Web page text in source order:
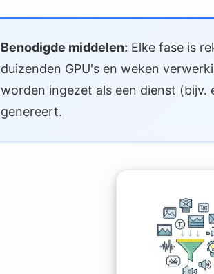
Benodigde middelen: Elke fase is
duizenden GPU's en weken
worden ingezet als een dienst
genereert.